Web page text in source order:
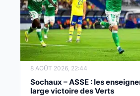
8 AOÛT 2026, 22:44
Sochaux – ASSE : les
large victoire des Verts